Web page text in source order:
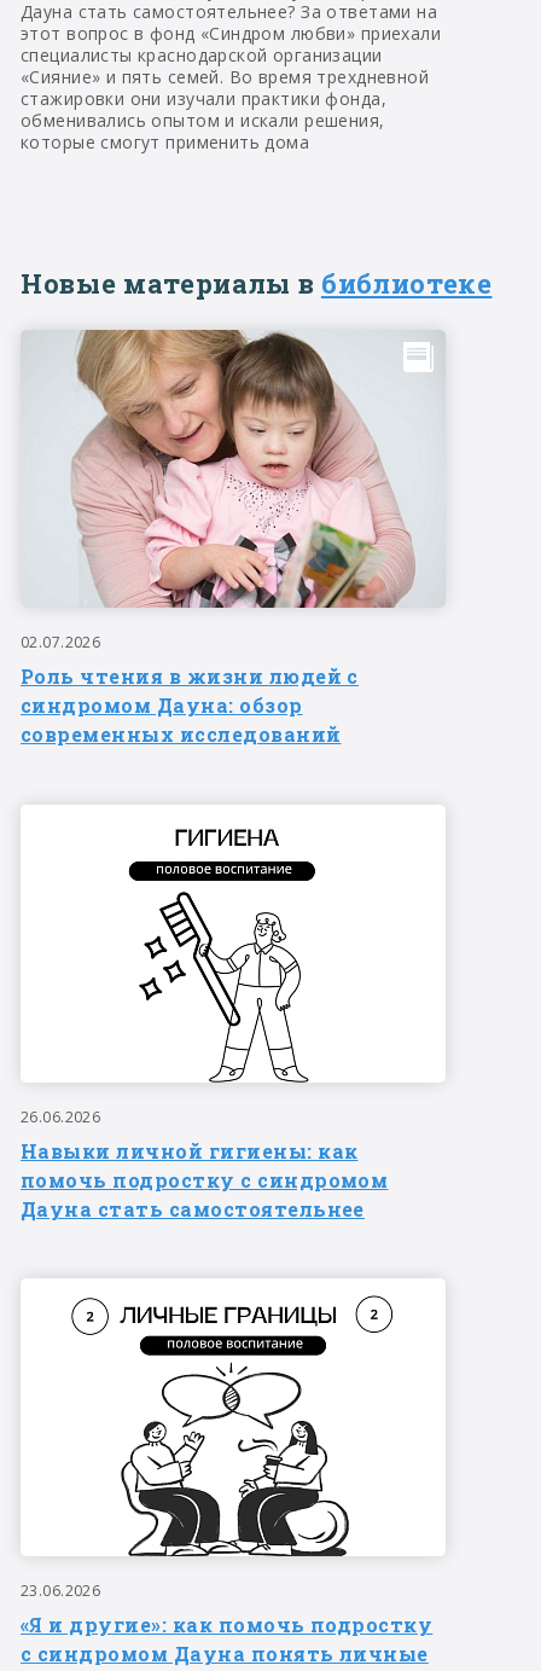
Дауна стать самостоятельнее? За ответами на
этот вопрос в фонд «Синдром любви» приехали
специалисты краснодарской организации
«Сияние» и пять семей. Во время трехдневной
стажировки они изучали практики фонда,
обменивались опытом и искали решения,
которые смогут применить дома
Новые материалы в библиотеке
02.07.2026
Роль чтения в жизни людей с
синдромом Дауна: обзор
современных исследований
26.06.2026
Навыки личной гигиены: как
помочь подростку с синдромом
Дауна стать самостоятельнее
23.06.2026
«Я и другие»: как помочь подростку
с синдромом Дауна понять личные